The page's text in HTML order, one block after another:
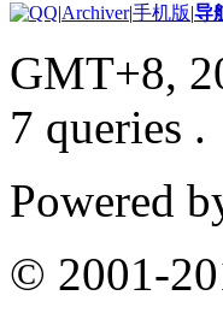
|Archiver|手机版|导
GMT+8,
7 queries .
Powered
© 2001-